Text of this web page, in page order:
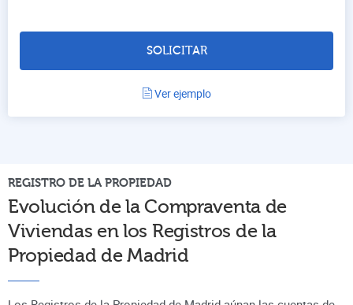
SOLICITAR
Ver ejemplo
REGISTRO DE LA PROPIEDAD
Evolución de la Compraventa de
Viviendas en los Registros de la
Propiedad deMadrid